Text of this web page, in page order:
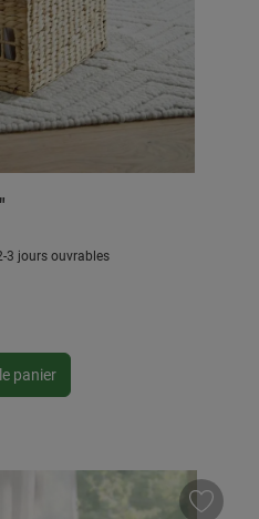
3 jours ouvrables
: Entrez la quantité
panier